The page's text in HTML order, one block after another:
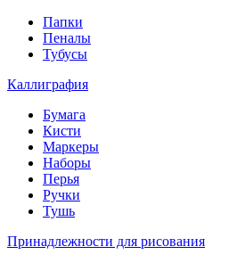
Папки
Пеналы
Тубусы
Каллиграфия
Бумага
Кисти
Маркеры
Наборы
Перья
Ручки
Тушь
Принадлежности для рисования